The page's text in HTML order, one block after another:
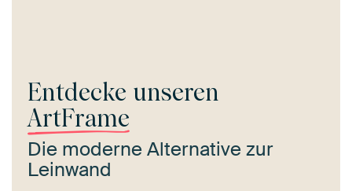
Entdecke unseren
ArtFrame
Die moderne Alternative zur
Leinwand